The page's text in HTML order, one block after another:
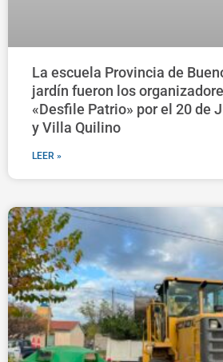
La escuela Provincia de
jardín fueron los
«Desfile Patrio» por el 20 de
y Villa Quilino
LEER »